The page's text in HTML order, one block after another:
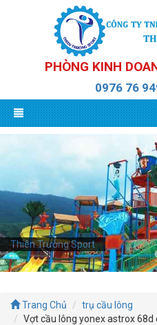
PHÒNG KINH
0976 76
Thiên Trường Sport
Trang Chủ
trụ cầu lông
Vợt cầu lông yonex astrox 68d